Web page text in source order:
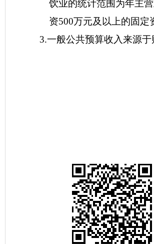
饮业的统计范围为年主营业务
资500万元及以上的固定资
3.一般公共预算收入来源于